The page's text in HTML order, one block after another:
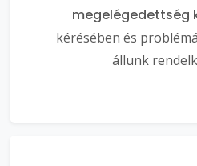
megelégedettség
kérésében és
állunk